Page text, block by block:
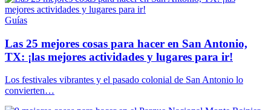
Guías
Las 25 mejores cosas para hacer en San Antonio,
TX: ¡las mejores actividades y lugares para ir!
Los festivales vibrantes y el pasado colonial de San Antonio lo
convierten…